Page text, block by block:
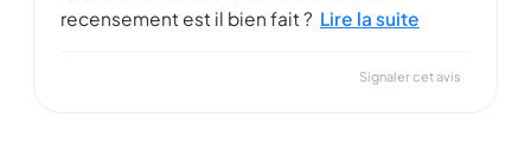
recensement est il bien fait ? Lire la suite
Signaler cet avis